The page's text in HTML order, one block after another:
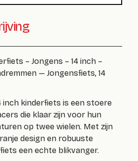
– Jongens – 14 inch –
— Jongensfiets, 14
inch kinderfiets is een stoere
die klaar zijn voor hun
op twee wielen. Met zijn
design en robuuste
een echte blikvanger.